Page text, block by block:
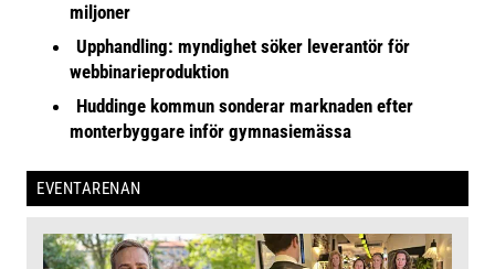
miljoner
Upphandling: myndighet söker leverantör för
webbinarieproduktion
Huddinge kommun sonderar marknaden efter
monterbyggare inför gymnasiemässa
EVENTARENAN